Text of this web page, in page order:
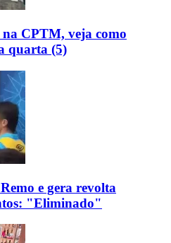
na CPTM, veja como
quarta (5)
e gera revolta
"Eliminado"